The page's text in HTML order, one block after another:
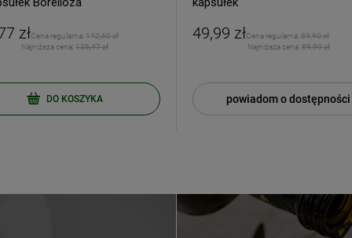
złCena regularna: 142,60 zł
Najniższa cena: 135,47 zł
DO KOSZYKA
49,99 złCena regularna: 89,90 zł
Najniższa cena: 89,90 zł
powiadom o dostępności